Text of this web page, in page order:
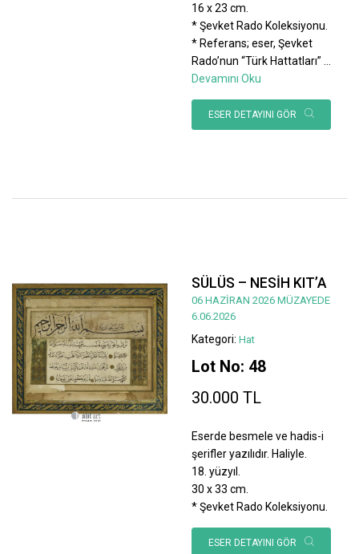
16 x 23 cm.
* Şevket Rado Koleksiyonu.
* Referans; eser, Şevket
Rado’nun “Türk Hattatları”
Devamını Oku
ESER DETAYINI GÖR
SÜLÜS – NESİH KIT’A
06 HAZİRAN 2026 MÜZAYEDE
6.06.2026
Kategori: Hat
Lot No: 48
30.000 TL
Eserde besmele ve hadis-i
şerifler yazılıdır. Haliyle.
18. yüzyıl.
30 x 33 cm.
* Şevket Rado Koleksiyonu.
ESER DETAYINI GÖR